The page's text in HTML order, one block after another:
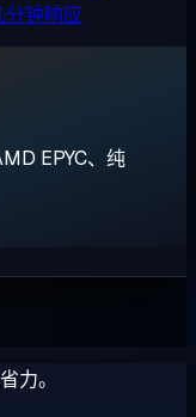
钟响应
EPYC、纯
力。